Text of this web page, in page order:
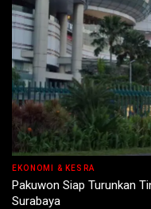
EKONOMI & KESRA
Pakuwon Siap Turunkan
Surabaya